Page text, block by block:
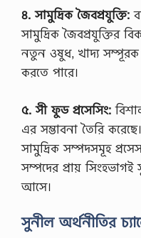
৪. সামুদ্রিক জৈবপ্রযুক্তি:
সামুদ্রিক জৈবপ্রযুক্তির
নতুন ওষুধ, খাদ্য সম্পূরক
করতে পারে।
৫. সী ফুড প্রসেসিং:
এর সম্ভাবনা তৈরি
সামুদ্রিক সম্পদসমূহ
সম্পদের প্রায়
আসে।
সুনীল অর্থনীতির